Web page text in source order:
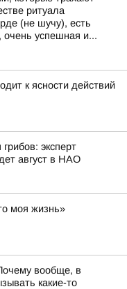
ритуала
(не шучу), есть
очень успешная и...
к ясности действий
эксперт
август в НАО
моя жизнь»
вообще, в
какие-то